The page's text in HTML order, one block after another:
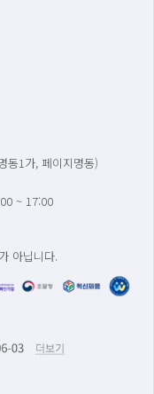
동1가, 페이지명동)
~ 17:00
아닙니다.